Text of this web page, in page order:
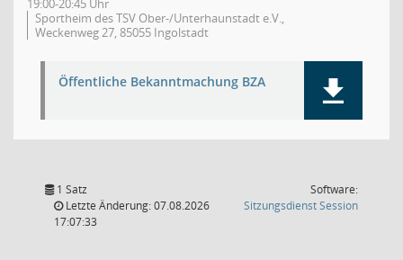
19:00-20:45 Uhr
Sportheim des TSV Ober-/Unterhaunstadt e.V.,
Weckenweg 27, 85055 Ingolstadt
Öffentliche Bekanntmachung BZA
1 Satz
Letzte Änderung: 07.08.2026
17:07:33
Software:
SitzungsdienstSession(Wird in